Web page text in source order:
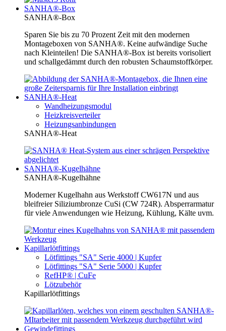
SANHA®-Box
SANHA®-Box
Sparen Sie bis zu 70 Prozent Zeit mit den modernen
Montageboxen von SANHA®. Keine aufwändige Suche
nach Kleinteilen! Die SANHA®-Box ist bereits vorisoliert
und schallgedämmt durch den robusten Schaumstoffkörper.
SANHA®-Heat
Wandheizungsmodul
Heizkreisverteiler
Heizungsanbindungen
SANHA®-Heat
SANHA®-Kugelhähne
SANHA®-Kugelhähne
Moderner Kugelhahn aus Werkstoff CW617N und aus
bleifreier Siliziumbronze CuSi (CW 724R). Absperrarmatur
für viele Anwendungen wie Heizung, Kühlung, Kälte uvm.
Kapillarlötfittings
Lötfittings "SA" Serie 4000 | Kupfer
Lötfittings "SA" Serie 5000 | Kupfer
RefHP® | CuFe
Lötzubehör
Kapillarlötfittings
Gewindefittings